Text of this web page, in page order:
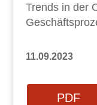
Trends in der
11.09.2023
PDF